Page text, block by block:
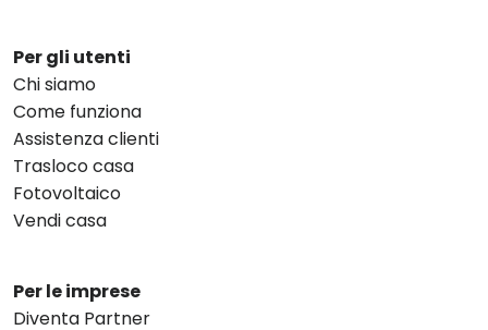
Per gli utenti
Chi siamo
Come funziona
Assistenza clienti
Trasloco casa
Fotovoltaico
Vendi casa
Per le imprese
Diventa Partner